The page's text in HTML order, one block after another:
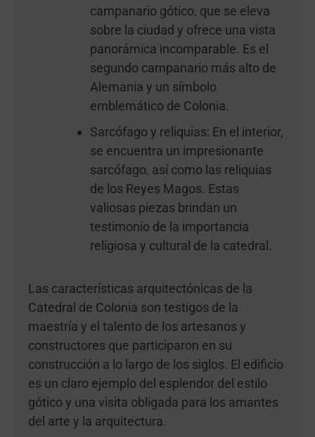
campanario gótico, que se eleva
sobre la ciudad y ofrece una vista
panorámica incomparable. Es el
segundo campanario más alto de
Alemania y un símbolo
emblemático de Colonia.
Sarcófago y reliquias: En el interior,
se encuentra un impresionante
sarcófago, así como las reliquias
de los Reyes Magos. Estas
valiosas piezas brindan un
testimonio de la importancia
religiosa y cultural de la catedral.
Las características arquitectónicas de la
Catedral de Colonia son testigos de la
maestría y el talento de los artesanos y
constructores que participaron en su
construcción a lo largo de los siglos. El edificio
es un claro ejemplo del esplendor del estilo
gótico y una visita obligada para los amantes
del arte y la arquitectura.